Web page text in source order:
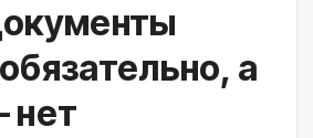
а
нет